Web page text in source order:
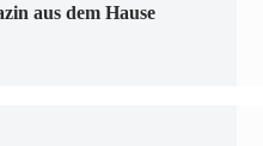
aus dem Hause